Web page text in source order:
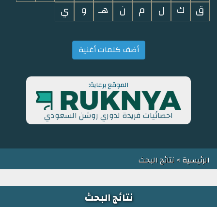
ق
ك ل م ن هـ و ي
أضف كلمات أغنية
الموقع برعاية:
احصائيات فريدة لدوري روشن السعودي
الرئيسية> نتائج البحث
نتائج البحث